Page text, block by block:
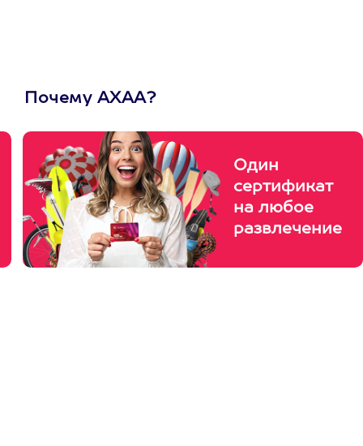
Почему АХАА?
Один
сертификат
на любое
развлечение